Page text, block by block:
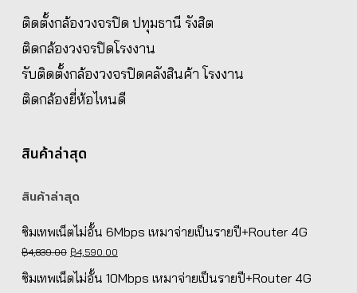
ติดตั้งกล้องวงจรปิด ปทุมธานี รังสิต
ติดกล้องวงจรปิดโรงงาน
รับติดตั้งกล้องวงจรปิดคลังสินค้า โรงงาน
ติดกล้องยี่ห้อไหนดี
สินค้าล่าสุด
สินค้าล่าสุด
ซิมเทพเน็ตไม่อั้น 6Mbps เหมาจ่ายเป็นรายปี+Router 4G
฿4,839.00 Original
price
฿4,590.00Current
ซิมเทพเน็ตไม่อั้น 10Mbps เหมาจ่ายเป็นรายปี+Router 4G